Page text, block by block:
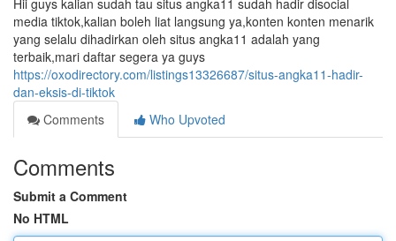
Hii guys kalian sudah tau situs angka11 sudah hadir disocial
media tiktok,kalian boleh liat langsung ya,konten konten menarik
yang selalu dihadirkan oleh situs angka11 adalah yang
terbaik,mari daftar segera ya guys
https://oxodirectory.com/listings13326687/situs-angka11-hadir-
dan-eksis-di-tiktok
Comments
Who Upvoted
Comments
Submit a Comment
No HTML